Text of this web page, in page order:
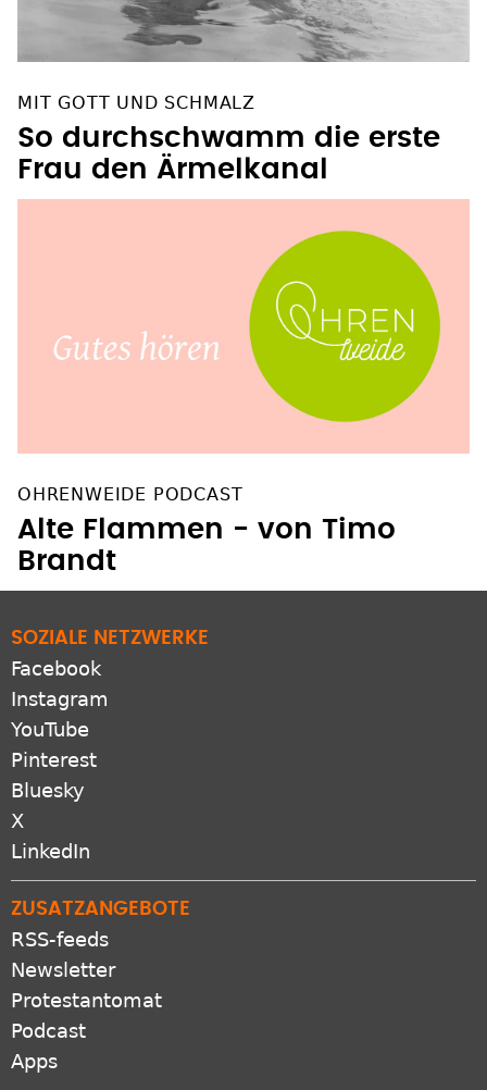
MIT GOTT UND SCHMALZ
So durchschwamm die erste
Frau den Ärmelkanal
OHRENWEIDE PODCAST
Alte Flammen - von Timo
Brandt
SOZIALE NETZWERKE
Facebook
Instagram
YouTube
Pinterest
Bluesky
X
LinkedIn
ZUSATZANGEBOTE
RSS-feeds
Newsletter
Protestantomat
Podcast
Apps